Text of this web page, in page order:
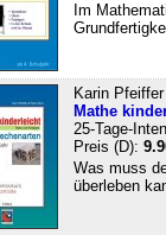
Im
Karin
Mathe
25-Tage-
Preis (D):
Was muss
überleben